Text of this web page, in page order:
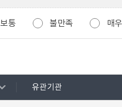
보통 불만족 매
유관기관